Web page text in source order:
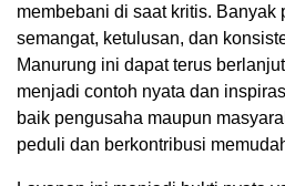
membebani di saat kritis. Banyak
semangat, ketulusan, dan
Manurung ini dapat terus
menjadi contoh nyata dan
baik pengusaha maupun
peduli dan berkontribusi